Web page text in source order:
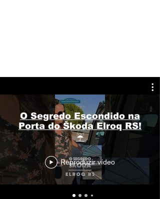
O Segredo Escondido na
Porta do Škoda Elroq RS!
☔
Reproduzir vídeo